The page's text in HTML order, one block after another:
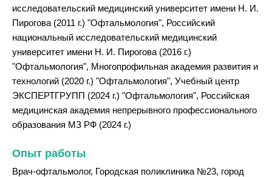
исследовательский медицинский университет имени Н. И.
Пирогова (2011 г.) "Офтальмология", Российский
национальный исследовательский медицинский
университет имени Н. И. Пирогова (2016 г.)
"Офтальмология", Многопрофильная академия развития и
технологий (2020 г.) "Офтальмология", Учебный центр
ЭКСПЕРТГРУПП (2024 г.) "Офтальмология", Российская
медицинская академия непрерывного профессионального
образования МЗ РФ (2024 г.)
Опыт работы
Врач-офтальмолог, Городская поликлиника №23, город